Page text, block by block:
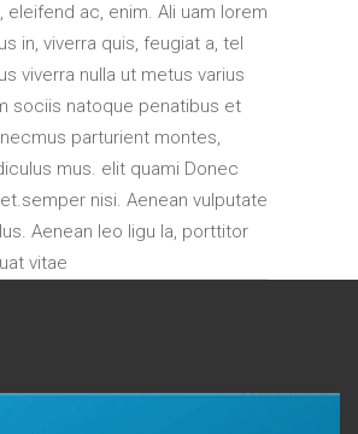
eleifend ac, enim. Ali uam lorem
in, viverra quis, feugiat a, tel
viverra nulla ut metus varius
sociis natoque penatibus et
parturient montes,
mus. elit quami Donec
nisi. Aenean vulputate
Aenean leo ligu la, porttitor
vitae